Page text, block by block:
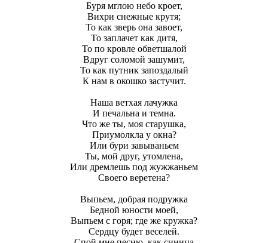
Буря мглою небо кроет,
Вихри снежные крутя;
То как зверь она завоет,
То заплачет как дитя,
То по кровле обветшалой
Вдруг соломой зашумит,
То как путник запоздалый
К нам в окошко застучит.
Наша ветхая лачужка
И печальна и темна.
Что же ты, моя старушка,
Приумолкла у окна?
Или бури завываньем
Ты, мой друг, утомлена,
Или дремлешь под жужжаньем
Своего веретена?
Выпьем, добрая подружка
Бедной юности моей,
Выпьем с горя; где же кружка?
Сердцу будет веселей.